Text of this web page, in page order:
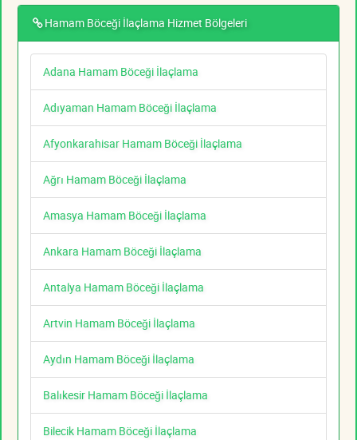
Hamam Böceği İlaçlama Hizmet Bölgeleri
Adana Hamam Böceği İlaçlama
Adıyaman Hamam Böceği İlaçlama
Afyonkarahisar Hamam Böceği İlaçlama
Ağrı Hamam Böceği İlaçlama
Amasya Hamam Böceği İlaçlama
Ankara Hamam Böceği İlaçlama
Antalya Hamam Böceği İlaçlama
Artvin Hamam Böceği İlaçlama
Aydın Hamam Böceği İlaçlama
Balıkesir Hamam Böceği İlaçlama
Bilecik Hamam Böceği İlaçlama